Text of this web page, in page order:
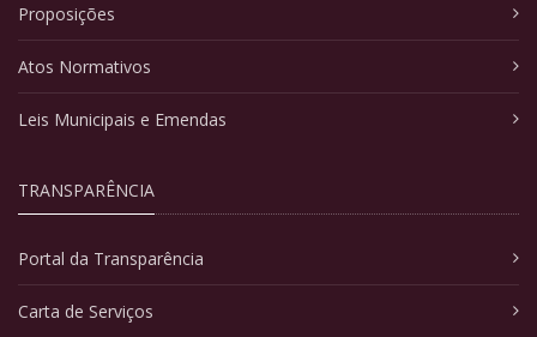
Proposições
Atos Normativos
Leis Municipais e Emendas
TRANSPARÊNCIA
Portal da Transparência
Carta de Serviços